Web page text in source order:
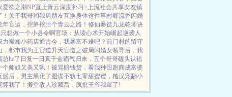
爱欲之潮NP直上青云深度补习>上流社会共享女友镇
关于我哥和我男朋友互换身体这件事村野流香闪婚
年官运，挖笋挖出个青云之路！ 修仙暴徒九龙乾坤诀
想做一个小县令啊官场：从读心术开始崛起逆袭人
力巅峰小药店通古今，我暴富不难吧？ 前门村的留守
，都市我为王官道升天官道之破局闪婚女领导后，我
he了 日复一日 真千金霸气归来，五个哥哥磕头认错
师姐又美又飒！ 被骂赔钱货，看我种田跑商成富婆
派后，男主黑化了 图谋不轨七零甜蜜蜜，糙汉宠翻小
我了！ 搬空敌人珍藏后，疯批王爷我罩了!